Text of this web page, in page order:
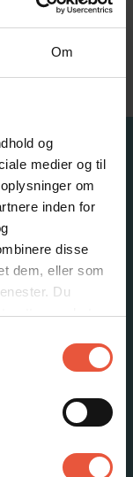
Om
og
medier og til
om
inden for
disse
dem, eller som
Du
med at
komme videre: